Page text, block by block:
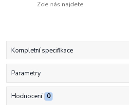
Zde nás najdete
Kompletní specifikace
Parametry
Hodnocení 0